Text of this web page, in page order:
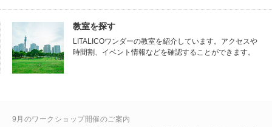
教室を探す
LITALICOワンダーの教室を紹介しています。アクセスや
時間割、イベント情報などを確認することができます。
9月のワークショップ開催のご案内